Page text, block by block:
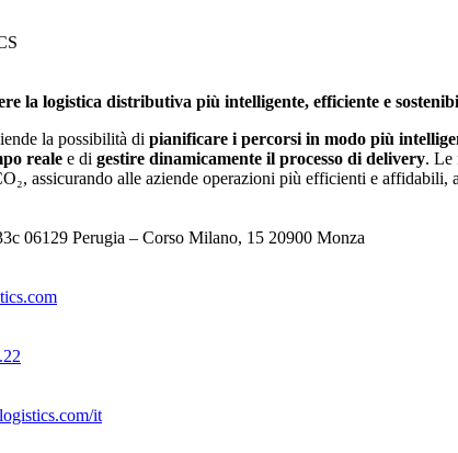
la logistica distributiva più intelligente, efficiente e
la possibilità di pianificare i percorsi in modo più
reale e di gestire dinamicamente il processo di delivery. Le
assicurando alle aziende operazioni più efficienti e affidabili,
06129 Perugia – Corso Milano, 15 20900 Monza
it